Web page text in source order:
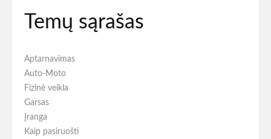
Temų sąrašas
Aptarnavimas
Auto-Moto
Fizinė veikla
Garsas
Įranga
Kaip pasiruošti